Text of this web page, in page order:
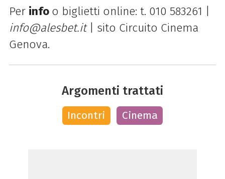
Per info o biglietti online: t. 010 583261 |
info@alesbet.it| sito Circuito Cinema
Genova.
Argomenti trattati
Incontri Cinema